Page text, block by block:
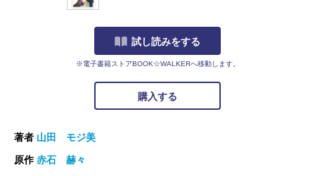
試し読みをする
※電子書籍ストアBOOK☆WALKERへ移動します。
購入する
著者 山田 モジ美
原作赤石 赫々